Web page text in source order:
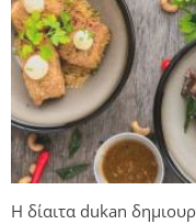
Η δίαιτα dukan